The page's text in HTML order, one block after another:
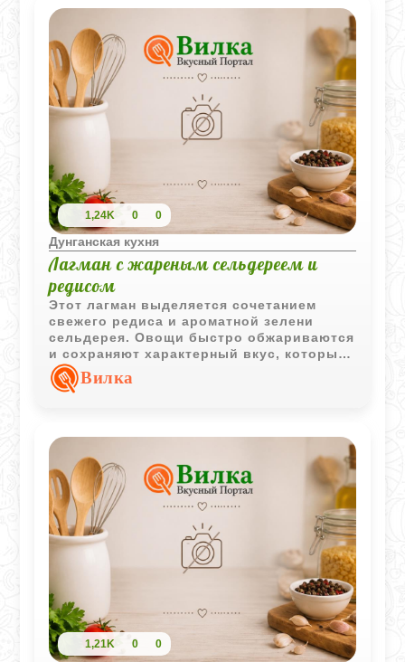
1,24K 0 0
Дунганская кухня
Лагман с жареным сельдереем и
редисом
Этот лагман выделяется сочетанием
свежего редиса и ароматной зелени
сельдерея. Овощи быстро обжариваются
и сохраняют характерный вкус, который
хорошо дополняет мясо и домашнюю
лапшу.Вилка
1,21K 0 0